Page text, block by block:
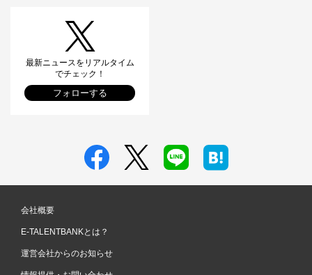
最新ニュースをリアルタイム
でチェック！
フォローする
会社概要
E-TALENTBANKとは？
運営会社からのお知らせ